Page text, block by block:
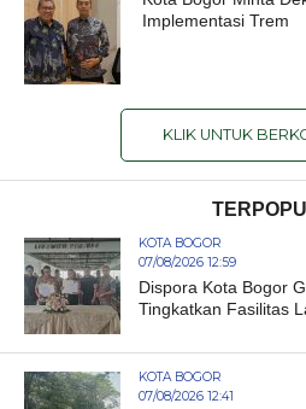
Implementasi Trem
KLIK UNTUK
KOTA BOGOR
07/08/2026 12:59
Dispora Kota Bogor
Tingkatkan Fasilitas
KOTA BOGOR
07/08/2026 12:41